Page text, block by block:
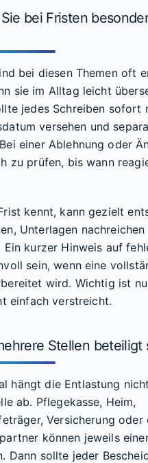
bei Fristen
bei diesen Themen oft
sie im Alltag leicht
jedes Schreiben sofort
versehen und
einer Ablehnung oder
zu prüfen, bis wann
kennt, kann gezielt
Unterlagen
Ein kurzer Hinweis auf
sein, wenn eine
wird. Wichtig ist
einfach verstreicht.
Stellen beteiligt
hängt die Entlastung
ab. Pflegekasse, Heim,
Versicherung oder
können jeweils
Dann sollte jeder